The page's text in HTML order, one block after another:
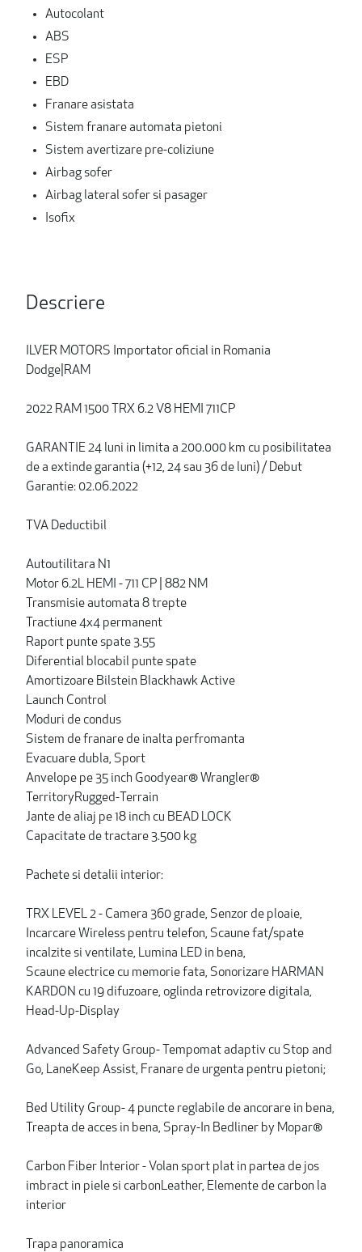
Autocolant
ABS
ESP
EBD
Franare asistata
Sistem franare automata pietoni
Sistem avertizare pre-coliziune
Airbag sofer
Airbag lateral sofer si pasager
Isofix
Descriere
ILVER MOTORS Importator oficial in Romania
Dodge|RAM
2022 RAM 1500 TRX 6.2 V8 HEMI 711CP
GARANTIE 24 luni in limita a 200.000 km cu posibilitatea
de a extinde garantia (+12, 24 sau 36 de luni) / Debut
Garantie: 02.06.2022
TVA Deductibil
Autoutilitara N1
Motor 6.2L HEMI - 711 CP | 882 NM
Transmisie automata 8 trepte
Tractiune 4x4 permanent
Raport punte spate 3.55
Diferential blocabil punte spate
Amortizoare Bilstein Blackhawk Active
Launch Control
Moduri de condus
Sistem de franare de inalta perfromanta
Evacuare dubla, Sport
Anvelope pe 35 inch Goodyear® Wrangler®
TerritoryRugged-Terrain
Jante de aliaj pe 18 inch cu BEAD LOCK
Capacitate de tractare 3.500 kg
Pachete si detalii interior:
TRX LEVEL 2 - Camera 360 grade, Senzor de ploaie,
Incarcare Wireless pentru telefon, Scaune fat/spate
incalzite si ventilate, Lumina LED in bena,
Scaune electrice cu memorie fata, Sonorizare HARMAN
KARDON cu 19 difuzoare, oglinda retrovizore digitala,
Head-Up-Display
Advanced Safety Group- Tempomat adaptiv cu Stop and
Go, LaneKeep Assist, Franare de urgenta pentru pietoni;
Bed Utility Group- 4 puncte reglabile de ancorare in bena,
Treapta de acces in bena, Spray-In Bedliner by Mopar®
Carbon Fiber Interior - Volan sport plat in partea de jos
imbract in piele si carbonLeather, Elemente de carbon la
interior
Trapa panoramica